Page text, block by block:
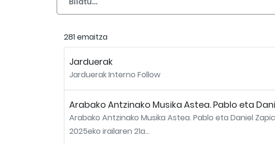
281 emaitza
Jarduerak
Jarduerak Interno Follow
Arabako Antzinako Musika Astea. Pablo eta
Arabako Antzinako Musika Astea. Pablo eta Daniel
2025eko irailaren 21a...